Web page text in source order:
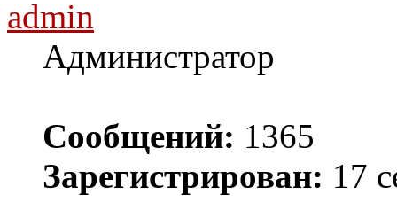
admin
Администратор
Сообщений: 1365
Зарегистрирован: 17